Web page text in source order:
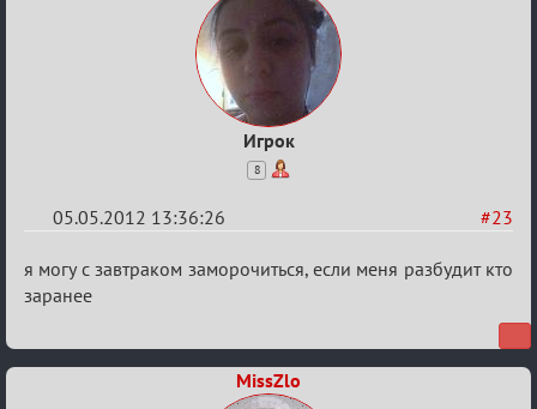
Игрок
8
#23
05.05.2012 13:36:26
Re:
План
(дополнения
я могу с завтраком заморочиться, если меня разбудит кто
заранее
MissZlo